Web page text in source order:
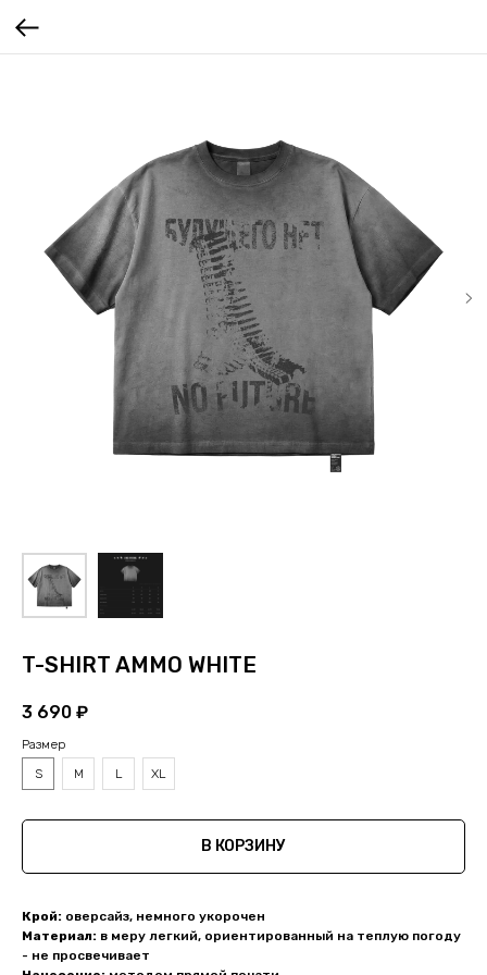
T-SHIRT AMMO WHITE
3 690 ₽
Размер
S
M L XL
В КОРЗИНУ
Крой: оверсайз, немного укорочен
Материал: в меру легкий, ориентированный на теплую погоду
- не просвечивает